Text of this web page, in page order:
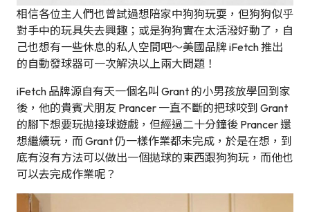
相信各位主人們也曾試過想陪家中狗狗玩耍，但狗狗似乎
對手中的玩具失去興趣；或是狗狗實在太活潑好動了，自
己也想有一些休息的私人空間吧～美國品牌 iFetch 推出
的自動發球器可一次解決以上兩大問題！
iFetch 品牌源自有天一個名叫 Grant 的小男孩放學回到家
後，他的貴賓犬朋友 Prancer 一直不斷的把球咬到 Grant
的腳下想要玩拋接球遊戲，但經過二十分鐘後 Prancer 還
想繼續玩，而 Grant 仍一樣作業都未完成，於是在想，到
底有沒有方法可以做出一個拋球的東西跟狗狗玩，而他也
可以去完成作業呢？